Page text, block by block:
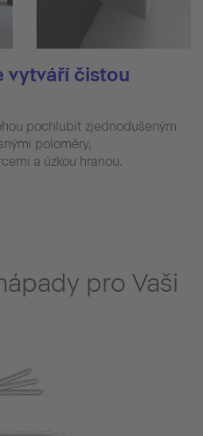
vytváří čistou
pochlubit zjednodušeným
poloměry,
a úzkou hranou.
pro Vaši